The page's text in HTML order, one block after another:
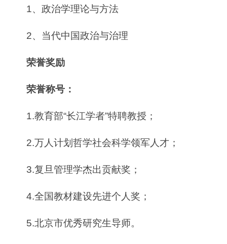
1、政治学理论与方法
2、当代中国政治与治理
荣誉奖励
荣誉称号：
1.教育部“长江学者”特聘教授；
2.万人计划哲学社会科学领军人才；
3.复旦管理学杰出贡献奖；
4.全国教材建设先进个人奖；
5.北京市优秀研究生导师。